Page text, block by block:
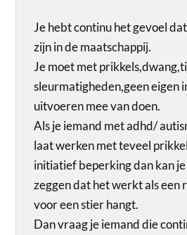
Je hebt continu het gevoel
zijn in de maatschappij.
Je moet met
sleurmatigheden,geen eigen
uitvoeren mee van doen.
Als je iemand met adhd/
laat werken met teveel
initiatief beperking dan kan
zeggen dat het werkt als een
voor een stier hangt.
Dan vraag je iemand die